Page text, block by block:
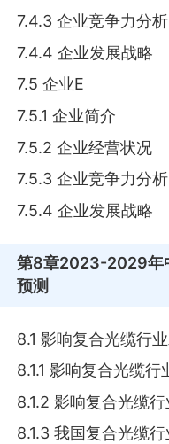
7.4.3 企业竞争力分析
7.4.4 企业发展战略
7.5 企业E
7.5.1 企业简介
7.5.2 企业经营状况
7.5.3 企业竞争力分析
7.5.4 企业发展战略
第8章2023-2029年
预测
8.1 影响复合光缆行
8.1.1 影响复合光缆
8.1.2 影响复合光缆
8.1.3 我国复合光缆